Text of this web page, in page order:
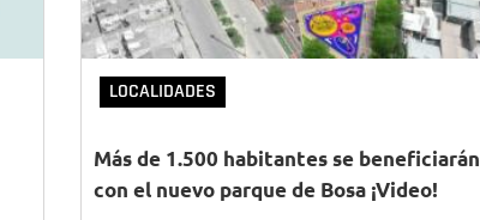
LOCALIDADES
Más de 1.500 habitantes se beneficiarán
con el nuevo parque de Bosa ¡Video!